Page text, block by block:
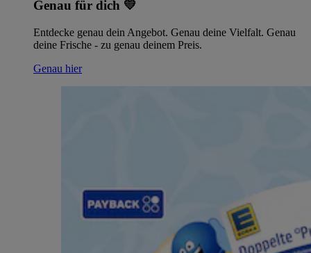
Genau für dich 💛
Entdecke genau dein Angebot. Genau deine Vielfalt. Genau
deine Frische - zu genau deinem Preis.
Genau hier